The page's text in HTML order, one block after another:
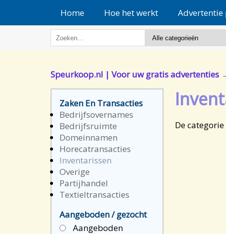
Home Hoe het werkt Advertentie
Speurkoop.nl | Voor uw gratis advertenties
Zaken En Transacties
Bedrijfsovernames
Bedrijfsruimte
Domeinnamen
Horecatransacties
Inventarissen
Overige
Partijhandel
Textieltransacties
Aangeboden / gezocht
Aangeboden
De